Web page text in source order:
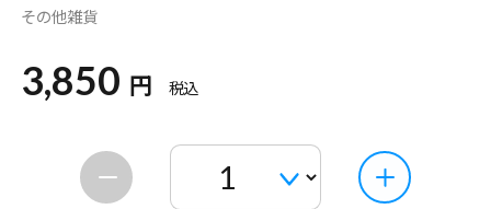
その他雑貨
3,850 円 税込